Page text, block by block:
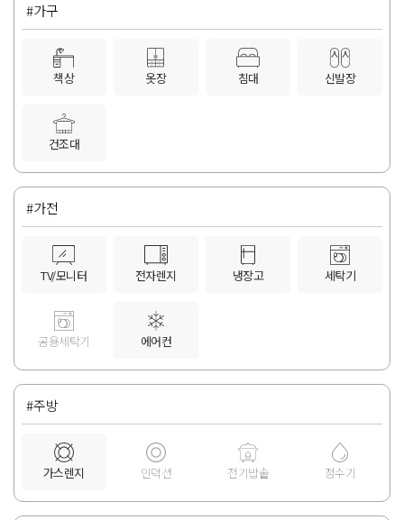
#가구
책상 옷장 침대 신발장
건조대
#가전
TV/모니터 전자렌지 냉장고 세탁기
공용세탁기 에어컨
#주방
가스렌지 인덕션 전기밥솥 정수기